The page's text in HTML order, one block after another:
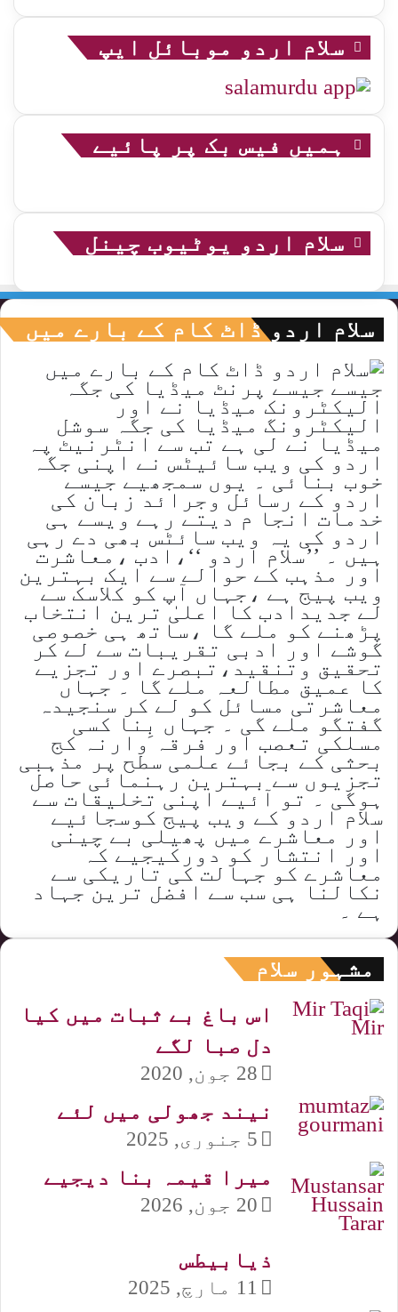
سلام اردو موبائل ایپ
ہمیں فیس بک پر پائیے
سلام اردو یوٹیوب چینل
سلام اردو ڈاٹ کام کے بارے میں
جیسے جیسے پرنٹ میڈیا کی جگہ
الیکٹرونک میڈیا نے اور
الیکٹرونگ میڈیا کی جگہ سوشل
میڈیا نے لی ہے تب سے انٹرنیٹ پہ
اردو کی ویب سائیٹس نے اپنی جگہ
خوب بنائی ۔ یوں سمجھیے جیسے
اردو کے رسائل وجرائد زبان کی
خدمات انجا م دیتے رہے ویسے ہی
اردو کی یہ ویب سائٹس بھی دے رہی
ہیں ۔ ’’سلام اردو ‘‘،ادب ،معاشرت
اور مذہب کے حوالے سے ایک بہترین
ویب پیج ہے ،جہاں آپ کو کلاسک سے
لے جدیدادب کا اعلیٰ ترین انتخاب
پڑھنے کو ملے گا ،ساتھ ہی خصوصی
گوشے اور ادبی تقریبات سے لے کر
تحقیق وتنقید،تبصرے اور تجزیے
کا عمیق مطالعہ ملے گا ۔ جہاں
معاشرتی مسائل کو لے کر سنجیدہ
گفتگو ملے گی ۔ جہاں بِنا کسی
مسلکی تعصب اور فرقہ وارنہ کج
بحثی کے بجائے علمی سطح پر مذہبی
تجزیوں سے بہترین رہنمائی حاصل
ہوگی ۔ تو آئیے اپنی تخلیقات سے
سلام اردو کے ویب پیج کوسجائیے
اور معاشرے میں پھیلی بے چینی
اور انتشار کو دورکیجیے کہ
معاشرے کو جہالت کی تاریکی سے
نکالنا ہی سب سے افضل ترین جہاد
ہے ۔
مشہور سلام
اس باغ بے ثبات میں کیا
دل صبا لگے
28 جون, 2020
نیند جھولی میں لئے
5 جنوری, 2025
میرا قیمہ بنا دیجیے
20 جون, 2026
ذیابیطس
11 مارچ, 2025